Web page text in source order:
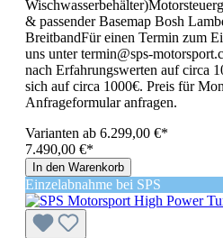
& passender Basemap Bosh
BreitbandFür einen Termin zum
uns unter termin@sps-
nach Erfahrungswerten auf circa
sich auf circa 1000€. Preis für
Anfrageformular anfragen.
Varianten ab 6.299,00 €*
7.490,00 €*
In den Warenkorb
Einzelabnahme bei SPS